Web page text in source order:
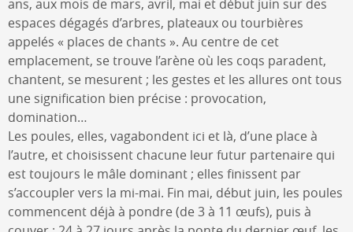
ans, aux mois de mars, avril, mai et début juin sur des
espaces dégagés d’arbres, plateaux ou tourbières
appelés « places de chants ». Au centre de cet
emplacement, se trouve l’arène où les coqs paradent,
chantent, se mesurent ; les gestes et les allures ont tous
une signification bien précise : provocation,
domination…
Les poules, elles, vagabondent ici et là, d’une place à
l’autre, et choisissent chacune leur futur partenaire qui
est toujours le mâle dominant ; elles finissent par
s’accoupler vers la mi-mai. Fin mai, début juin, les poules
commencent déjà à pondre (de 3 à 11 œufs), puis à